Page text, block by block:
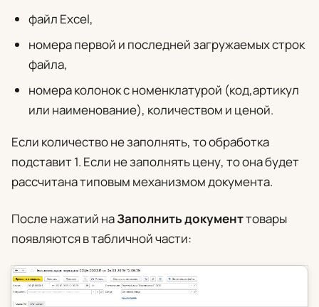
файл Excel,
номера первой и последней загружаемых строк
файла,
номера колонок с номенклатурой (код,артикул
или наименование), количеством и ценой.
Если количество не заполнять, то обработка
подставит 1. Если не заполнять цену, то она будет
рассчитана типовым механизмом документа.
После нажатий наЗаполнить документтовары
появляются в табличной части: